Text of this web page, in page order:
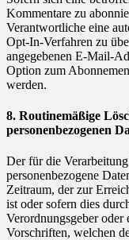
Kommentare zu
Verantwortliche eine
Opt-In-Verfahren zu
angegebenen E-Mail-
Option zum
werden.
8. Routinemäßige
personenbezogenen
Der für die
personenbezogene
Zeitraum, der zur
ist oder sofern dies
Verordnungsgeber oder
Vorschriften, welchen